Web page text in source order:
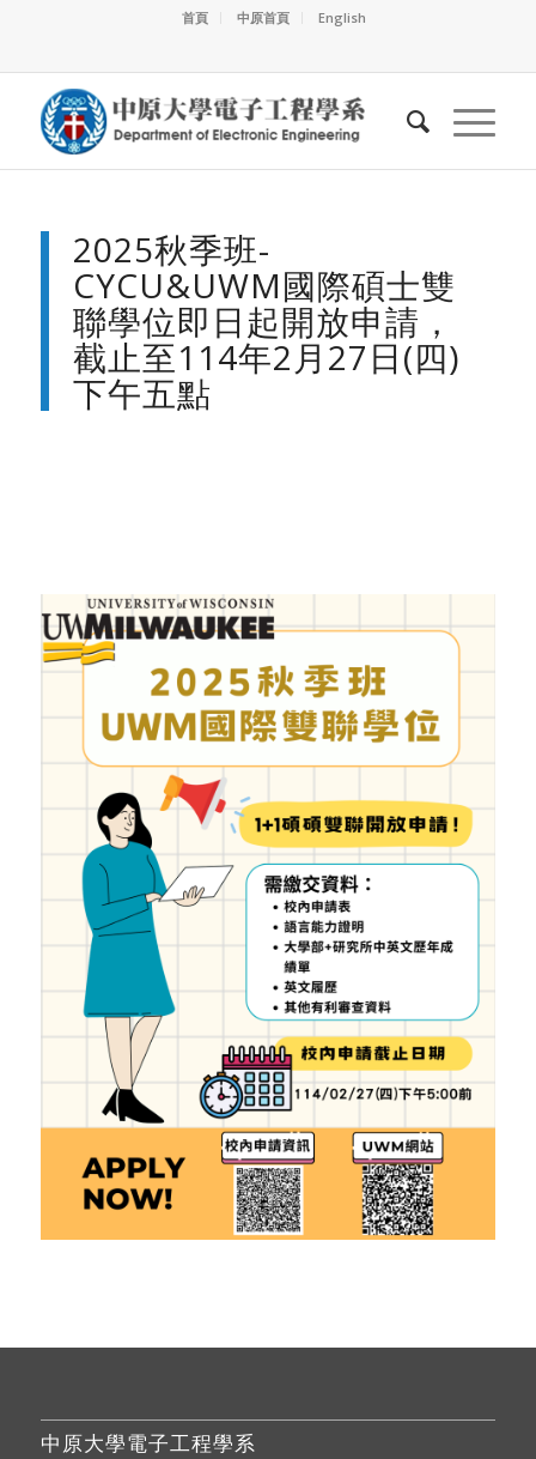
首頁 中原首頁 English
2025秋季班-
CYCU&UWM國際碩士雙
聯學位即日起開放申請，
截止至114年2月27日(四)
下午五點
中原大學電子工程學系